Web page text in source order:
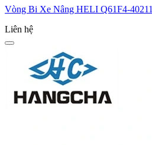
Vòng Bi Xe Nâng HELI Q61F4-40211
Liên hệ